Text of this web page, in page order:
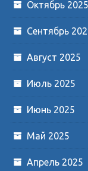
Октябрь 2025
Сентябрь
Август 2025
Июль 2025
Июнь 2025
Май 2025
Апрель 2025